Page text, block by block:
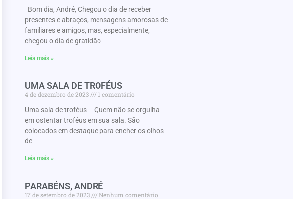
Bom dia, André, Chegou o dia de receber
presentes e abraços, mensagens amorosas de
familiares e amigos, mas, especialmente,
chegou o dia de gratidão
Leia mais »
UMA SALA DE TROFÉUS
4 de dezembro de 2023
1 comentário
Uma sala de troféus Quem não se orgulha
em ostentar troféus em sua sala. São
colocados em destaque para encher os olhos
de
Leia mais »
PARABÉNS, ANDRÉ
17 de setembro de 2023 Nenhum comentário